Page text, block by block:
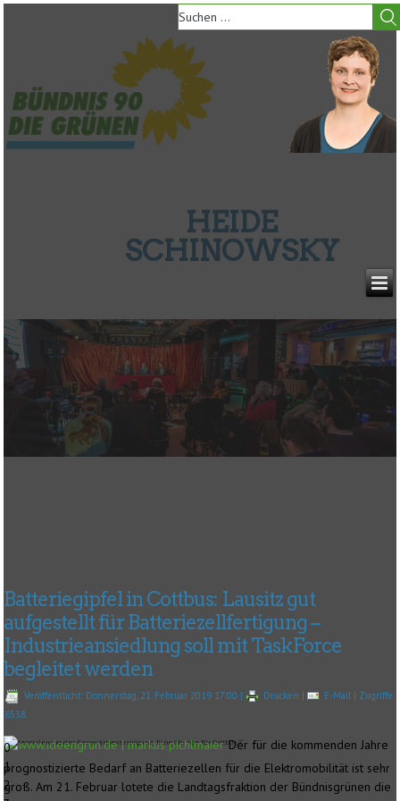
HEIDE
SCHINOWSKY
„Modernisierung der Fernwärmeversorgung. Eine Chance für Cottbus?“
0
1
2
Batteriegipfel in Cottbus: Lausitz gut
aufgestellt für Batteriezellfertigung –
Industrieansiedlung soll mit TaskForce
begleitet werden
Veröffentlicht: Donnerstag, 21. Februar 2019 17:00 | Drucken | E-Mail | Zugriffe:
8538
Der für die kommenden Jahre
prognostizierte Bedarf an Batteriezellen für die Elektromobilität ist sehr
groß. Am 21. Februar lotete die Landtagsfraktion der Bündnisgrünen die